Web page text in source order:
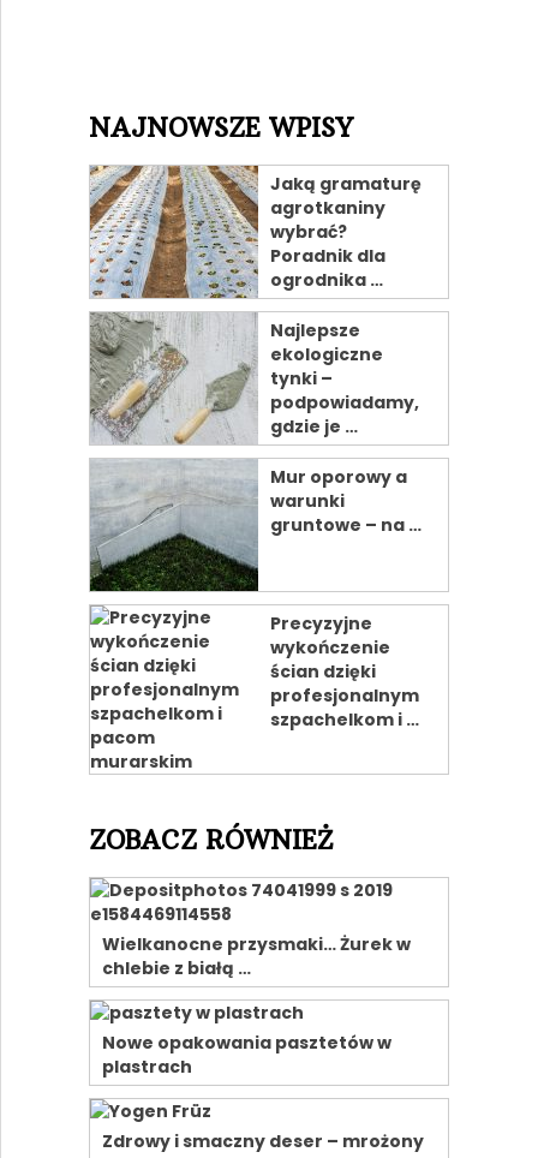
NAJNOWSZE WPISY
Jaką gramaturę
agrotkaniny
wybrać?
Poradnik dla
ogrodnika …
Najlepsze
ekologiczne
tynki –
podpowiadamy,
gdzie je …
Mur oporowy a
warunki
gruntowe – na …
Precyzyjne
wykończenie
ścian dzięki
profesjonalnym
szpachelkom i …
ZOBACZ RÓWNIEŻ
Wielkanocne przysmaki… Żurek w
chlebie z białą …
Nowe opakowania pasztetów w
plastrach
Zdrowy i smaczny deser – mrożony